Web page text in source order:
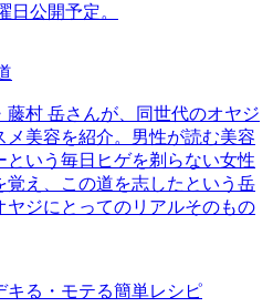
日公開予定。
藤村 岳さんが、同世代のオヤジ
メ美容を紹介。男性が読む美容
という毎日ヒゲを剃らない女性
覚え、この道を志したという岳
ヤジにとってのリアルそのもの
キる・モテる簡単レシピ